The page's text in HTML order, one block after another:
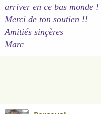
arriver en ce bas monde !
Merci de ton soutien !!
Amitiés sinçères
Marc